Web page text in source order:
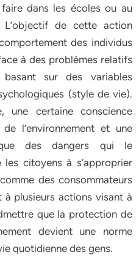
dans les écoles ou au
de cette action
des individus
à des problèmes relatifs
sur des variables
(style de vie).
certaine conscience
l’environnement et une
des dangers qui le
citoyens à s’approprier
des consommateurs
à plusieurs actions visant à
que la protection de
devient une norme
quotidienne des gens.